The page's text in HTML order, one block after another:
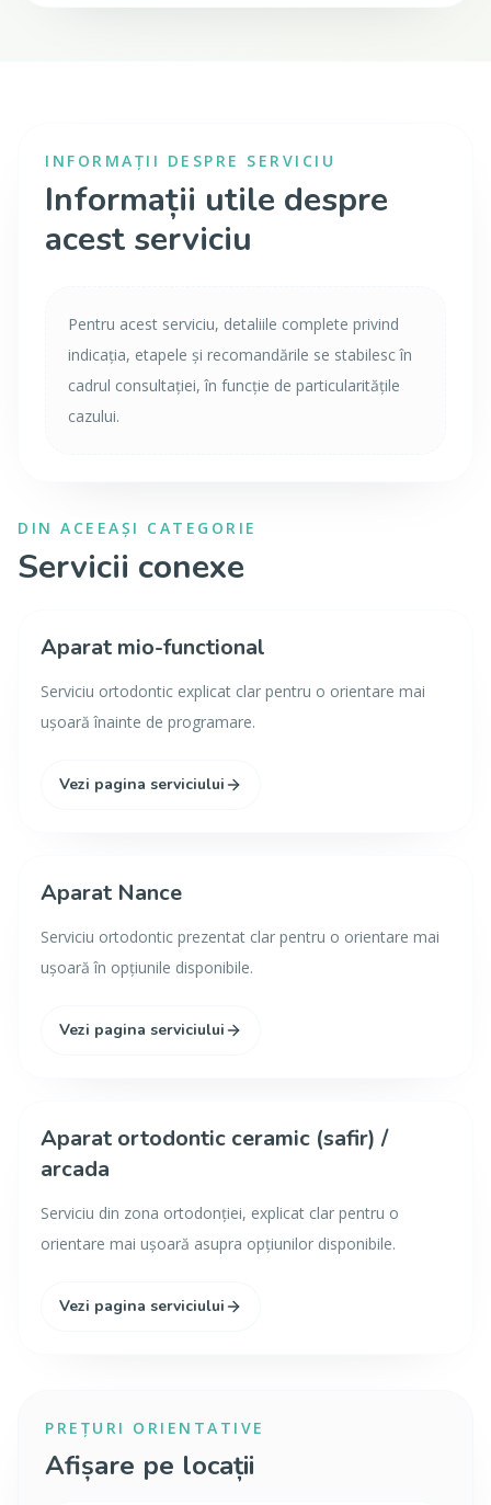
INFORMAȚII DESPRE SERVICIU
Informații utile despre
acest serviciu
Pentru acest serviciu, detaliile complete privind
indicația, etapele și recomandările se stabilesc în
cadrul consultației, în funcție de particularitățile
cazului.
DIN ACEEAȘI CATEGORIE
Servicii conexe
Aparat mio-functional
Serviciu ortodontic explicat clar pentru o orientare mai
ușoară înainte de programare.
Vezi pagina serviciului
Aparat Nance
Serviciu ortodontic prezentat clar pentru o orientare mai
ușoară în opțiunile disponibile.
Vezi pagina serviciului
Aparat ortodontic ceramic (safir) /
arcada
Serviciu din zona ortodonției, explicat clar pentru o
orientare mai ușoară asupra opțiunilor disponibile.
Vezi pagina serviciului
PREȚURI ORIENTATIVE
Afișare pe locații